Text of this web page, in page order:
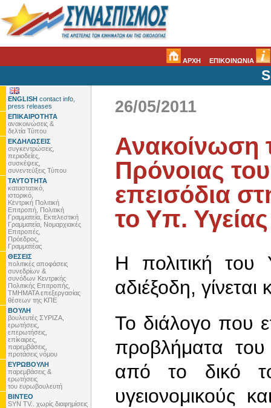
ΑΡΧΗ ΕΠΙΚΟΙΝΩΝΙΑ
ENGLISH contact info,
press releases
ΕΠΙΚΑΙΡΟΤΗΤΑ
ανακοινώσεις &
δελτία Τύπου
ΕΚΔΗΛΩΣΕΙΣ
συγκεντρώσεις,
περιοδείες,
συσκέψεις,
συνεντεύξεις Τύπου
ΤΑΥΤΟΤΗΤΑ
καταστατικό,
ιστορικό,
Κεντρική Πολιτική
Επιτροπή, Πολιτική
Γραμματεία, Εκτελεστική
Γραμματεία, Νομαρχιακές
Επιτροπές,
Πρόεδρος,
Γραμματέας
ΘΕΣΕΙΣ
πολιτικές αποφάσεις
συνεδρίων &
συνόδων Κεντρικής
Πολιτικής Επιτροπής,
ΤΜΗΜΑΤΑ επεξεργασίας
θέσεων της ΚΠΕ
ΒΟΥΛΗ
βουλευτές ΣΥΡΙΖΑ,
ερωτήσεις,
επερωτήσεις,
επίκαιρες,
παρεμβάσεις,
προτάσεις νόμου
ΕΥΡΩΒΟΥΛΗ
παρεμβάσεις &
ερωτήσεις
του ευρωβουλευτή
ΒΙΝΤΕΟ
SYN TV.. χωρίς διαφημίσεις
26/05/2011
Ανακοίνωση
Πρόνοιας
επεισόδια
το Υπ. Υγείας
Η πολιτική του
αδιέξοδη,
Το διάλογο που
προβλήματα του
από το δικό
υγειονομικούς